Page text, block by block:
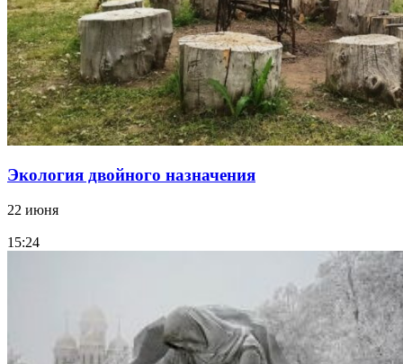
Экология двойного назначения
22 июня
15:24